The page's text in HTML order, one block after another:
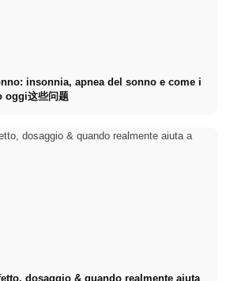
insonnia, apnea del sonno e come i
oggi这些问题
dosaggio & quando realmente aiuta